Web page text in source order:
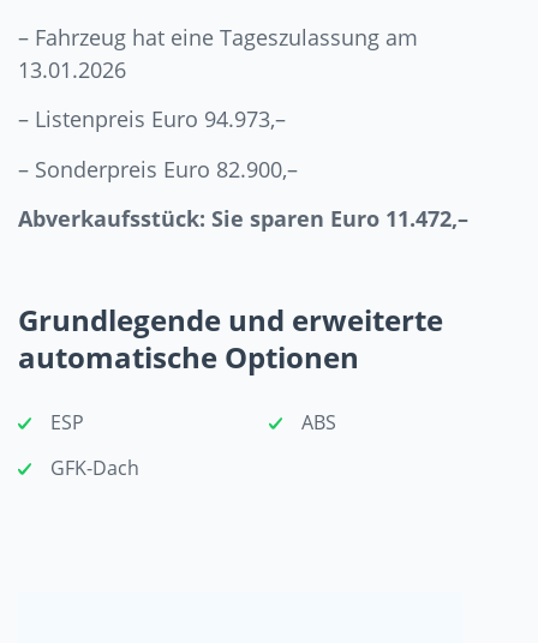
– Fahrzeug hat eine Tageszulassung am
13.01.2026
– Listenpreis Euro 94.973,–
– Sonderpreis Euro 82.900,–
Abverkaufsstück: Sie sparen Euro 11.472,–
Grundlegende und erweiterte
automatische Optionen
ESP
ABS
GFK-Dach